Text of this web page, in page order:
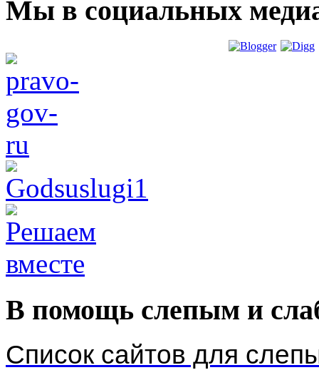
Мы в социальных
В помощь слепым и
Список сайтов для